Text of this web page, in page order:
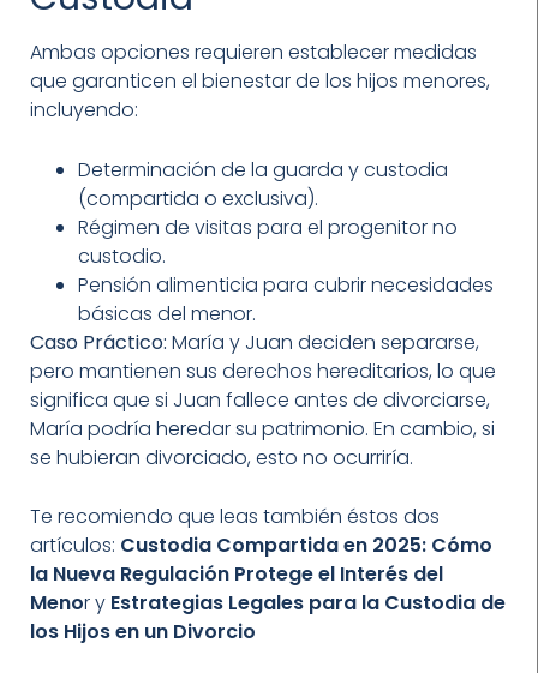
Ambas opciones requieren establecer medidas
que garanticen el bienestar de los hijos menores,
incluyendo:
Determinación de la guarda y custodia
(compartida o exclusiva).
Régimen de visitas para el progenitor no
custodio.
Pensión alimenticia para cubrir necesidades
básicas del menor.
Caso Práctico: María y Juan deciden separarse,
pero mantienen sus derechos hereditarios, lo que
significa que si Juan fallece antes de divorciarse,
María podría heredar su patrimonio. En cambio, si
se hubieran divorciado, esto no ocurriría.
Te recomiendo que leas también éstos dos
artículos: Custodia Compartida en 2025: Cómo
la Nueva Regulación Protege el Interés del
Menor y Estrategias Legales para la Custodia de
los Hijos en un Divorcio